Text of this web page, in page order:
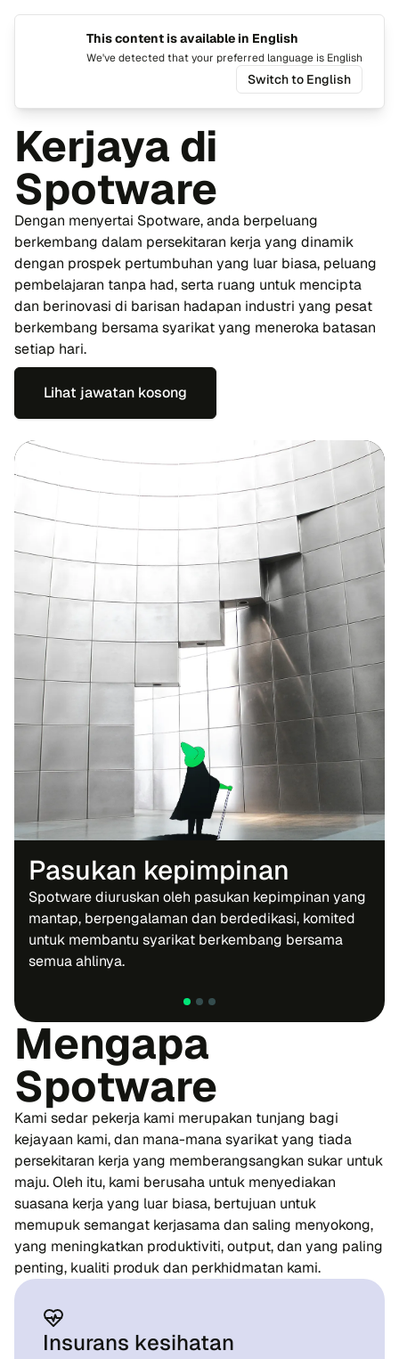
Laman Utama
Kerjaya di
Spotware
Dengan menyertai Spotware, anda berpeluang
berkembang dalam persekitaran kerja yang dinamik
dengan prospek pertumbuhan yang luar biasa, peluang
pembelajaran tanpa had, serta ruang untuk mencipta
dan berinovasi di barisan hadapan industri yang pesat
berkembang bersama syarikat yang meneroka batasan
setiap hari.
Lihat jawatan kosong
Pasukan kepimpinan
Spotware diuruskan oleh pasukan kepimpinan yang
mantap, berpengalaman dan berdedikasi, komited
untuk membantu syarikat berkembang bersama
semua ahlinya.
Mengapa
Spotware
Kami sedar pekerja kami merupakan tunjang bagi
kejayaan kami, dan mana-mana syarikat yang tiada
persekitaran kerja yang memberangsangkan sukar untuk
maju. Oleh itu, kami berusaha untuk menyediakan
suasana kerja yang luar biasa, bertujuan untuk
memupuk semangat kerjasama dan saling menyokong,
yang meningkatkan produktiviti, output, dan yang paling
penting, kualiti produk dan perkhidmatan kami.
Insurans kesihatan
This content is available in English
We've detected that your preferred language is English
Switch to English